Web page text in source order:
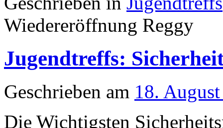
Wiedereröffnung Reggy
Jugendtreffs:
Geschrieben am 18.
Die Wichtigsten